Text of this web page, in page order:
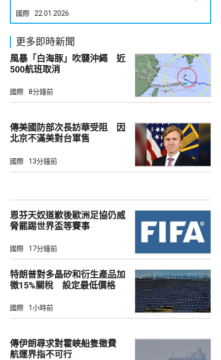
國際 22.01.2026
更多即時新聞
風暴「白海豚」吹襲沖繩 近
500航班取消
國際 8分鐘前
傳美國防部次長訪華受阻 因
北京不滿美對台軍售
國際 13分鐘前
恩芬天奴道歉後歐洲足協仍威
脅罷踢世界盃等賽事
國際 17分鐘前
特朗普對多晶矽和衍生產品加
徵15%關稅 設定最低價格
國際 1小時前
傳伊朗尋求對霍峽船隻徵費
航運界指不可行